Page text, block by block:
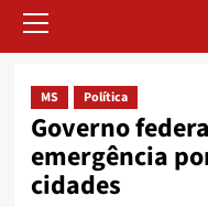
Menu
MS Política
Governo
emergência
cidades